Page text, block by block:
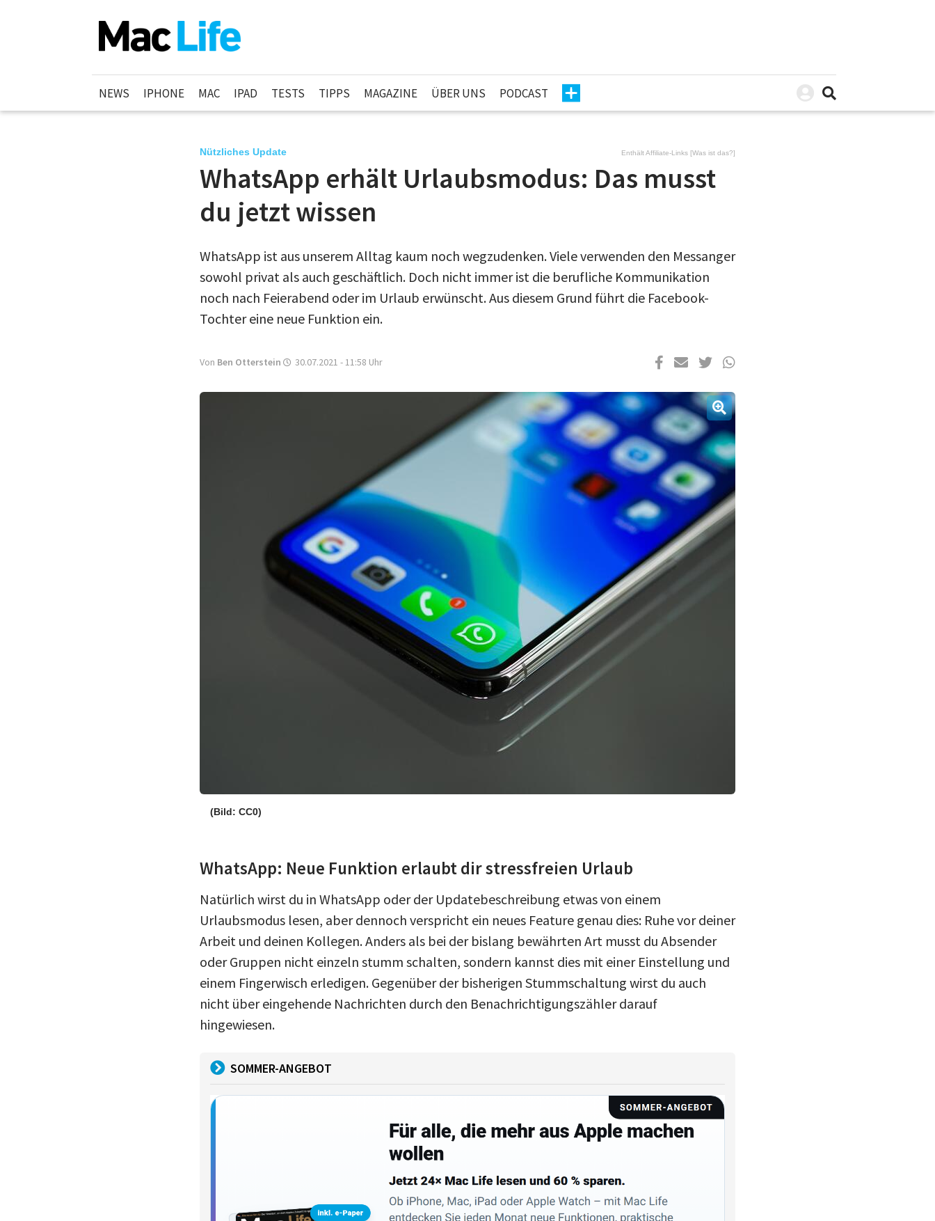
NEWS IPHONE MAC IPAD TESTS TIPPS MAGAZINE ÜBER UNS PODCAST
Enthält Affiliate-Links [Was ist das?]
Nützliches Update
WhatsApp erhält Urlaubsmodus: Das musst
du jetzt wissen
WhatsApp ist aus unserem Alltag kaum noch wegzudenken. Viele verwenden den Messanger
sowohl privat als auch geschäftlich. Doch nicht immer ist die berufliche Kommunikation
noch nach Feierabend oder im Urlaub erwünscht. Aus diesem Grund führt die Facebook-
Tochter eine neue Funktion ein.
Von Ben Otterstein 30.07.2021 - 11:58 Uhr
(Bild: CC0)
WhatsApp: Neue Funktion erlaubt dir stressfreien Urlaub
Natürlich wirst du in WhatsApp oder der Updatebeschreibung etwas von einem
Urlaubsmodus lesen, aber dennoch verspricht ein neues Feature genau dies: Ruhe vor deiner
Arbeit und deinen Kollegen. Anders als bei der bislang bewährten Art musst du Absender
oder Gruppen nicht einzeln stumm schalten, sondern kannst dies mit einer Einstellung und
einem Fingerwisch erledigen. Gegenüber der bisherigen Stummschaltung wirst du auch
nicht über eingehende Nachrichten durch den Benachrichtigungszähler darauf
hingewiesen.
SOMMER-ANGEBOT